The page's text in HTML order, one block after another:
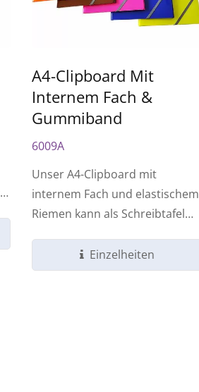
A4-Clipboard Mit
Internem Fach &
Gummiband
6009A
Unser A4-Clipboard mit
internem Fach und elastischem
Riemen kann als Schreibtafel
Einzelheiten